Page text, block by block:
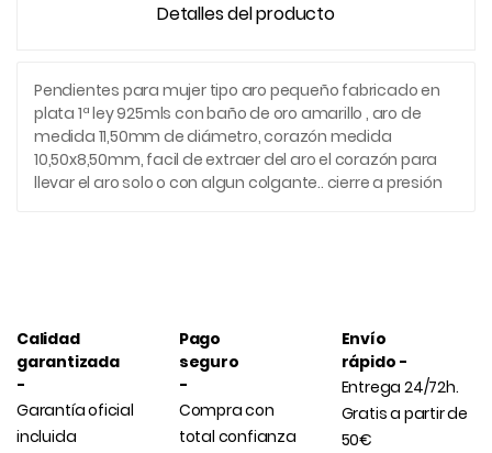
Detalles del producto
Pendientes para mujer tipo aro pequeño fabricado en
plata 1ª ley 925mls con baño de oro amarillo , aro de
medida 11,50mm de diámetro, corazón medida
10,50x8,50mm, facil de extraer del aro el corazón para
llevar el aro solo o con algun colgante.. cierre a presión
Calidad
garantizada
-
Garantía oficial
incluida
Pago
seguro
-
Compra con
total confianza
Envío
rápido -
Entrega 24/72h.
Gratis a partir de
50€